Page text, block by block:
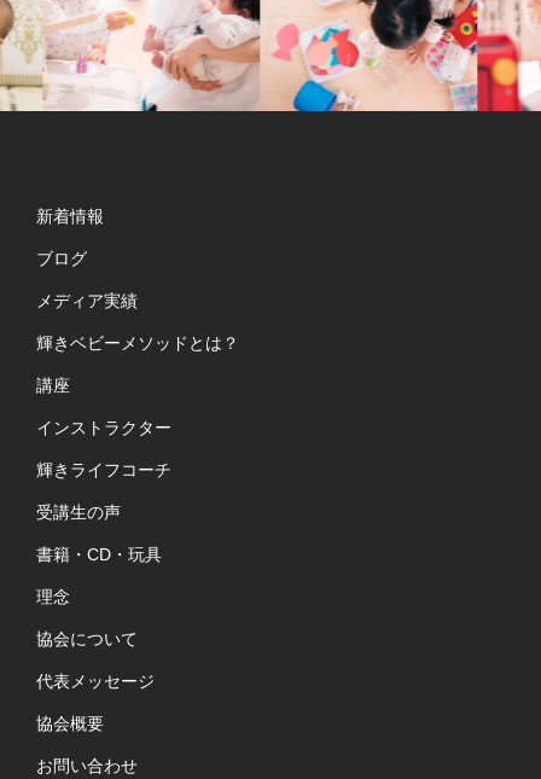
新着情報
ブログ
メディア実績
輝きベビーメソッドとは？
講座
インストラクター
輝きライフコーチ
受講生の声
書籍・CD・玩具
理念
協会について
代表メッセージ
協会概要
お問い合わせ